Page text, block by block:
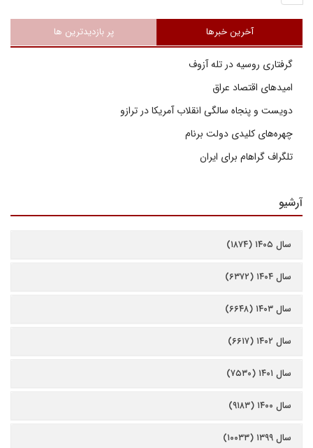
آخرین خبرها پر بازدیدترین ها
گرفتاری روسیه در تله آزوف
امیدهای اقتصاد عراق
دویست و پنجاه سالگی انقلاب آمریکا در ترازو
چهره‌های کلیدی دولت برنام
تلگراف گراهام برای ایران
آرشیو
سال ۱۴۰۵ (۱۸۷۴)
سال ۱۴۰۴ (۶۳۷۲)
سال ۱۴۰۳ (۶۶۴۸)
سال ۱۴۰۲ (۶۶۱۷)
سال ۱۴۰۱ (۷۵۳۰)
سال ۱۴۰۰ (۹۱۸۳)
سال ۱۳۹۹ (۱۰۰۳۳)